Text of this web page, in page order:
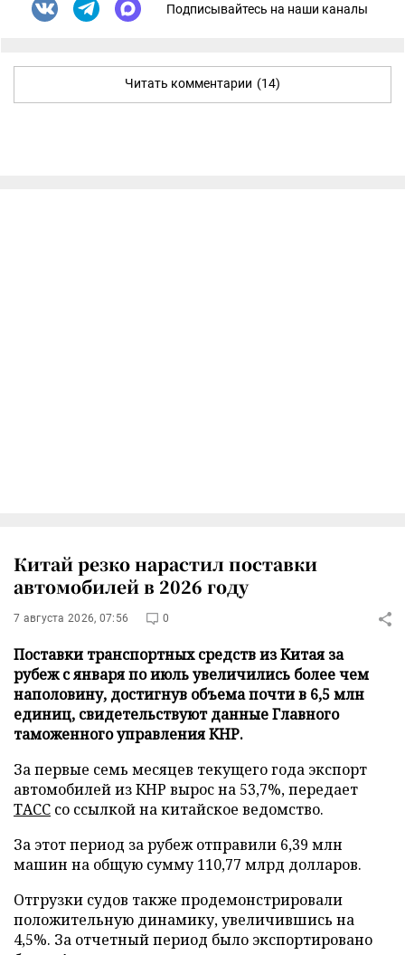
Подписывайтесь на наши каналы
Читать комментарии (14)
Китай резко нарастил поставки
автомобилей в 2026 году
7 августа 2026, 07:56 0
Поставки транспортных средств из Китая за
рубеж с января по июль увеличились более чем
наполовину, достигнув объема почти в 6,5 млн
единиц, свидетельствуют данные Главного
таможенного управления КНР.
За первые семь месяцев текущего года экспорт
автомобилей из КНР вырос на 53,7%, передает
ТАСС со ссылкой на китайское ведомство.
За этот период за рубеж отправили 6,39 млн
машин на общую сумму 110,77 млрд долларов.
Отгрузки судов также продемонстрировали
положительную динамику, увеличившись на
4,5%. За отчетный период было экспортировано